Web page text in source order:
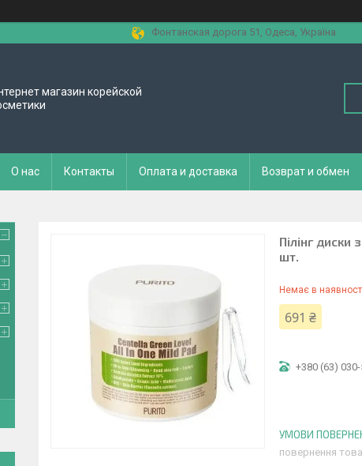
Фонтанская дорога 51, Одеса, Україна
магазин корейской
О нас Контакты Оплата и доставка Возврат и обмен
Пілінг
шт.
Немає в
691 ₴
+380 (63)
повернення